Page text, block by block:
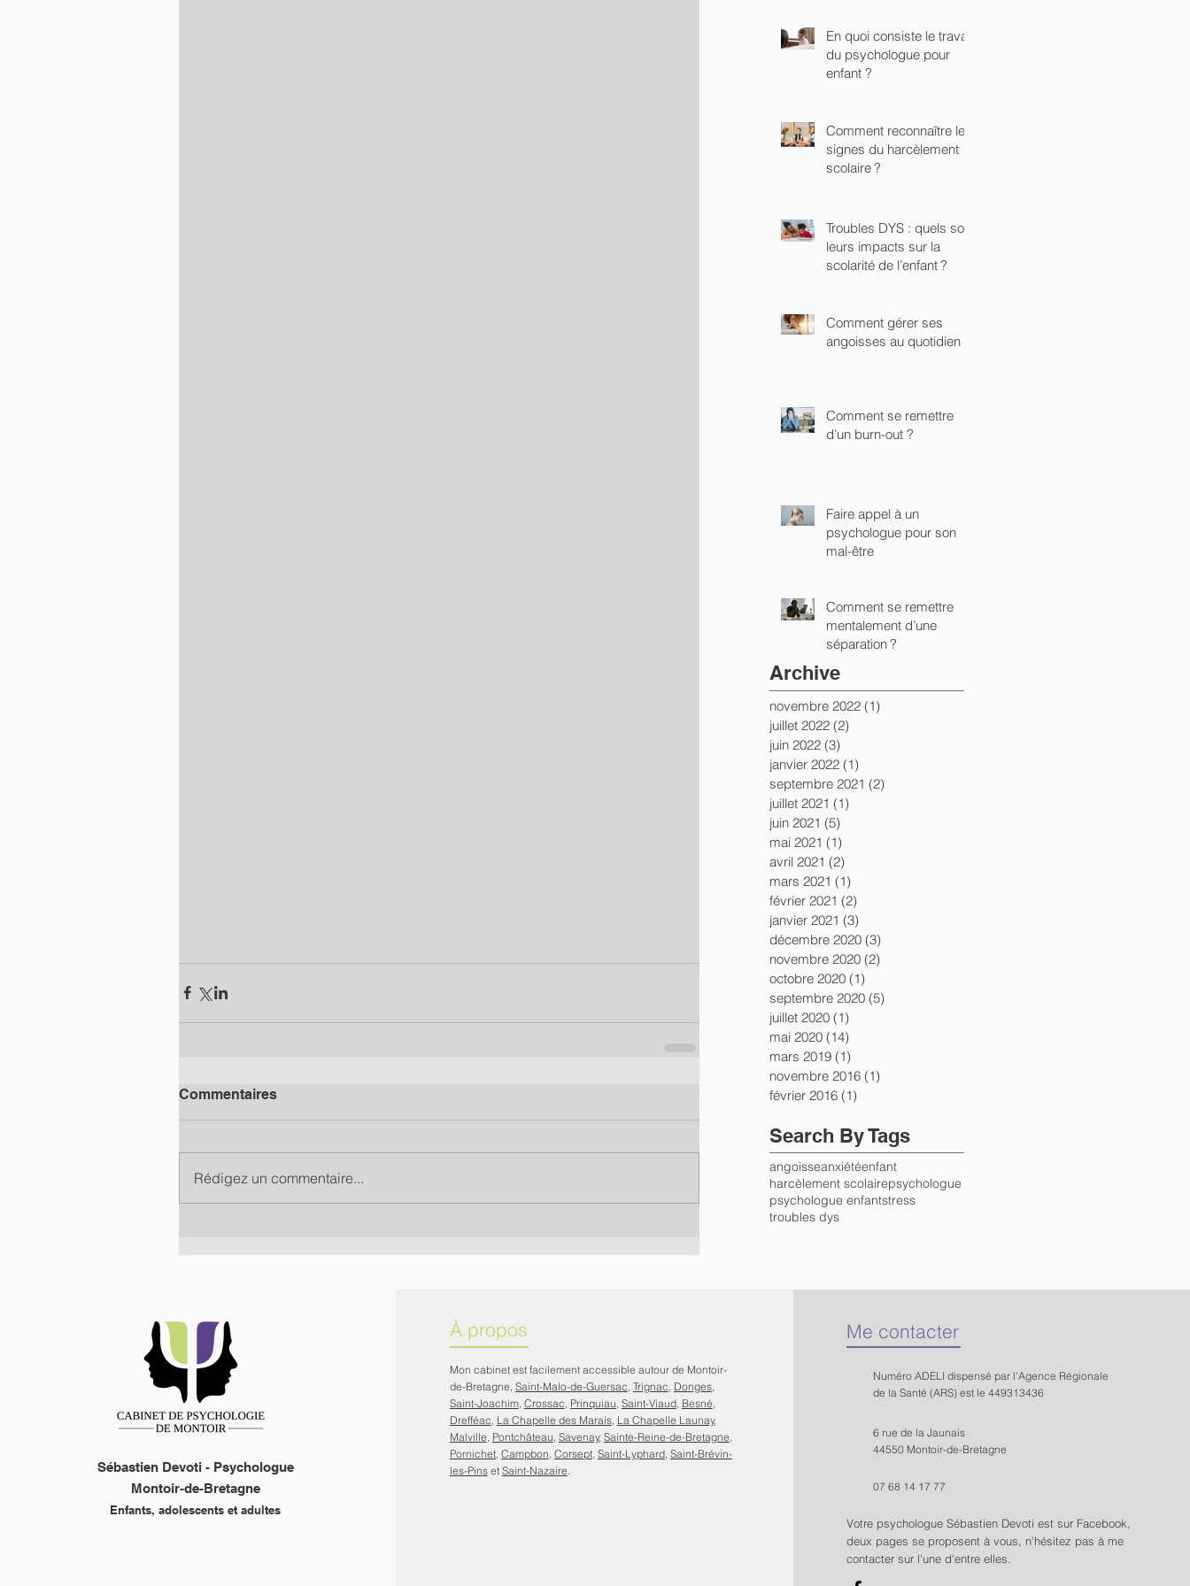
Commentaires
Rédigez un commentaire...
En quoi consiste le travail
du psychologue pour
enfant ?
Comment reconnaître les
signes du harcèlement
scolaire ?
Troubles DYS : quels sont
leurs impacts sur la
scolarité de l’enfant ?
Comment gérer ses
angoisses au quotidien ?
Comment se remettre
d’un burn-out ?
Faire appel à un
psychologue pour son
mal-être
Comment se remettre
mentalement d’une
séparation ?
Archive
novembre 2022 (1)
juillet 2022 (2)
juin 2022 (3)
janvier 2022 (1)
septembre 2021 (2)
juillet 2021 (1)
juin 2021 (5)
mai 2021 (1)
avril 2021 (2)
mars 2021 (1)
février 2021 (2)
janvier 2021 (3)
décembre 2020 (3)
novembre 2020 (2)
octobre 2020 (1)
septembre 2020 (5)
juillet 2020 (1)
mai 2020 (14)
mars 2019 (1)
novembre 2016 (1)
février 2016 (1)
Search By Tags
angoisseanxiétéenfant
harcèlement scolairepsychologue
psychologue enfantstress
troubles dys
Sébastien Devoti - Psychologue
Montoir-de-Bretagne
Enfants, adolescents et adultes
À propos
Mon cabinet est facilement accessible autour de Montoir-
de-Bretagne, Saint-Malo-de-Guersac Trignac Donges,
Saint-Joachim, Crossac Prinquiau Saint-Viaud, Besné
Drefféac La Chapelle des Marais, La Chapelle Launay,
Malville Pontchâteau Savenay, Sainte-Reine-de-Bretagne
Pornichet, Campbon Corsept, Saint-Lyphard, Saint-Brévin-
les-Pinset Saint-Nazaire
Me contacter
NuméroADELI dispensé par l'Agence Régionale
de la Santé (ARS) est le449313436
6 rue de la Jaunais
44550 Montoir-de-Bretagne
07 68 14 17 77
Votre psychologue Sébastien Devoti est sur Facebook,
deux pages se proposent à vous, n'hésitez pas à me
contacter sur l'une d'entre elles.